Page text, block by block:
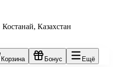
Костанай, Казахстан
Корзина Бонус Ещё